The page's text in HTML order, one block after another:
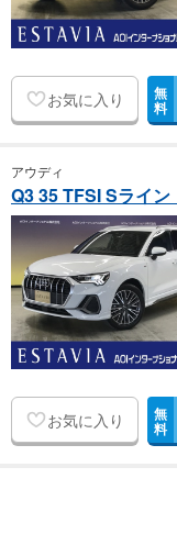
お気に入り 無
料
アウディ
Q3 35 TFSI Sライン
お気に入り 無
料